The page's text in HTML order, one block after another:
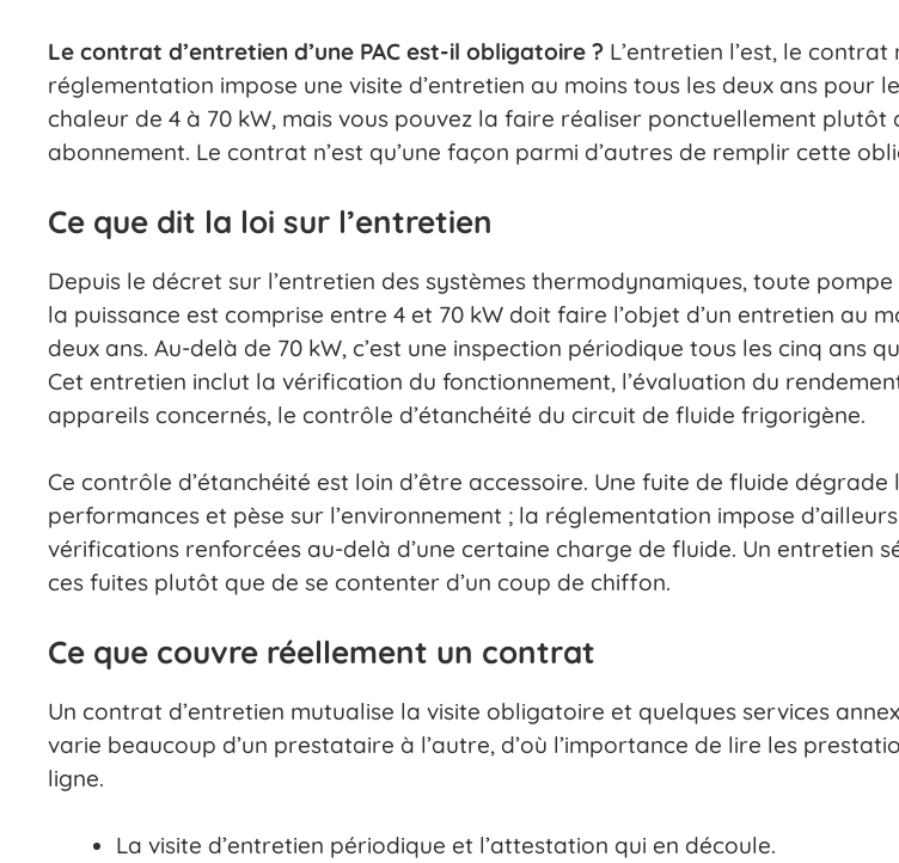
Le contrat d’entretien d’une PAC est-il obligatoire ? L’entretien l’est, le contrat
réglementation impose une visite d’entretien au moins tous les deux ans pour
chaleur de 4 à 70 kW, mais vous pouvez la faire réaliser ponctuellement plutôt
abonnement. Le contrat n’est qu’une façon parmi d’autres de remplir cette
Ce que dit la loi sur l’entretien
Depuis le décret sur l’entretien des systèmes thermodynamiques, toute
la puissance est comprise entre 4 et 70 kW doit faire l’objet d’un entretien au
deux ans. Au-delà de 70 kW, c’est une inspection périodique tous les cinq ans
Cet entretien inclut la vérification du fonctionnement, l’évaluation du
appareils concernés, le contrôle d’étanchéité du circuit de fluide frigorigène.
Ce contrôle d’étanchéité est loin d’être accessoire. Une fuite de fluide dégrade
performances et pèse sur l’environnement ; la réglementation impose
vérifications renforcées au-delà d’une certaine charge de fluide. Un entretien
ces fuites plutôt que de se contenter d’un coup de chiffon.
Ce que couvre réellement un contrat
Un contrat d’entretien mutualise la visite obligatoire et quelques services
varie beaucoup d’un prestataire à l’autre, d’où l’importance de lire les
ligne.
La visite d’entretien périodique et l’attestation qui en découle.